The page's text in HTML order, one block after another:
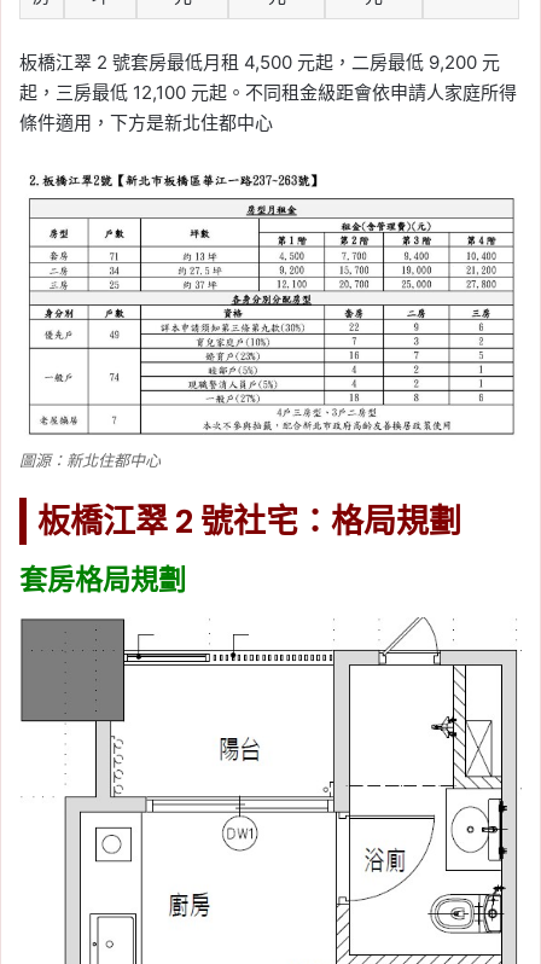
板橋江翠 2 號套房最低月租 4,500 元起，二房最低 9,200 元
起，三房最低 12,100 元起。不同租金級距會依申請人家庭所得
條件適用，下方是新北住都中心
圖源：新北住都中心
板橋江翠 2 號社宅：格局規劃
套房格局規劃